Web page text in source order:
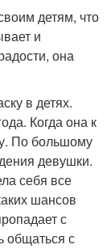
детям, что
и
она
в детях.
Когда она к
По большому
девушки.
себя все
шансов
с
общаться с